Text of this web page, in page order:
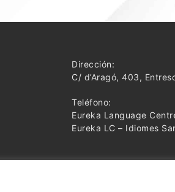
Dirección:
C/ d’Aragó, 403,
Teléfono:
Eureka Language
Eureka LC – Idiomes